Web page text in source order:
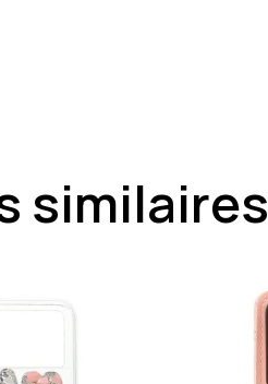
similaires